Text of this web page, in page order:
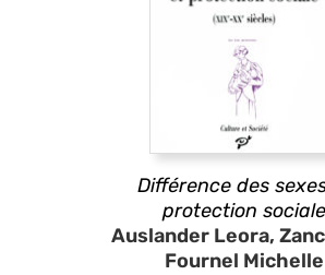
Différence des
protection sociale
Auslander Leora,
Fournel Michelle